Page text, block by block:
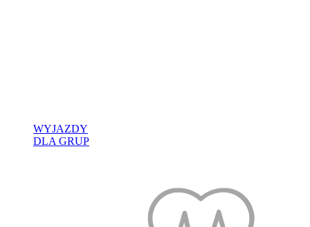
WYJAZDY
DLA GRUP